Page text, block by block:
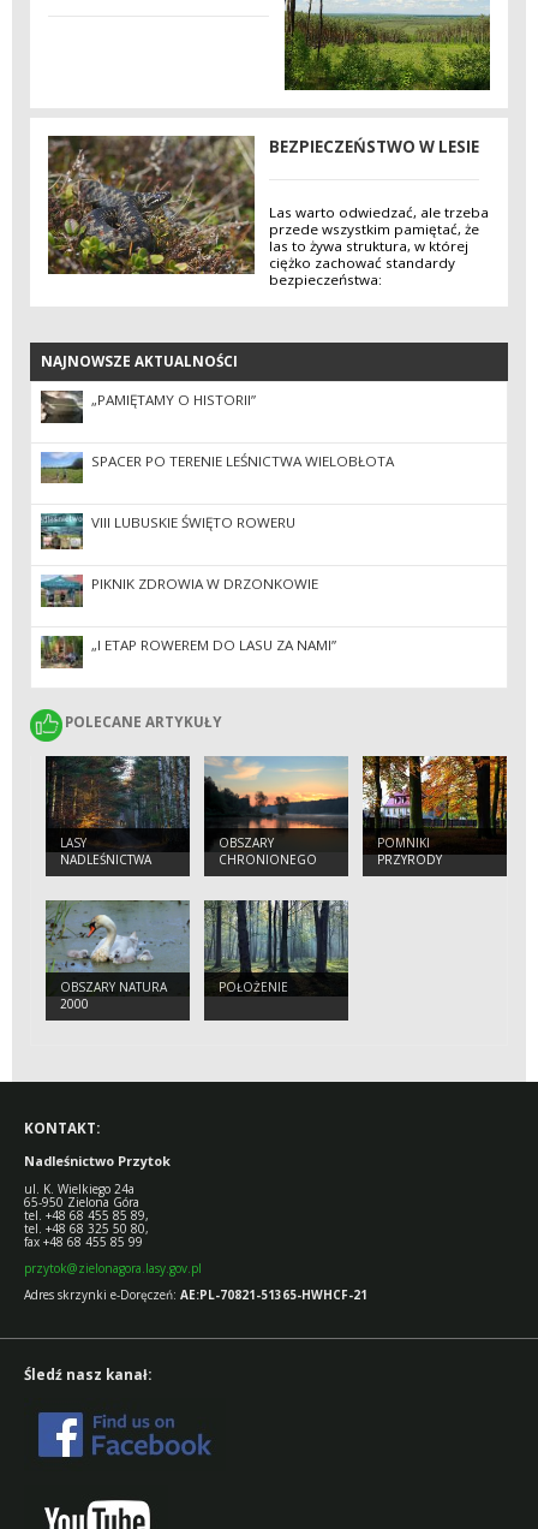
BEZPIECZEŃSTWO W LESIE
Las warto odwiedzać, ale trzeba
przede wszystkim pamiętać, że
las to żywa struktura, w której
ciężko zachować standardy
bezpieczeństwa:
NAJNOWSZE AKTUALNOŚCI
NAJNOWSZE AKTUALNOŚCI
„PAMIĘTAMY O HISTORII”
SPACER PO TERENIE LEŚNICTWA WIELOBŁOTA
VIII LUBUSKIE ŚWIĘTO ROWERU
PIKNIK ZDROWIA W DRZONKOWIE
„I ETAP ROWEREM DO LASU ZA NAMI”
POLECANE ARTYKUŁY
POLECANE ARTYKUŁY
LASY
NADLEŚNICTWA
OBSZARY
CHRONIONEGO
KRAJOBRAZU
POMNIKI
PRZYRODY
OBSZARY NATURA
2000
POŁOŻENIE
KONTAKT:
Nadleśnictwo Przytok
ul. K. Wielkiego 24a
65-950 Zielona Góra
tel. +48 68 455 85 89,
tel. +48 68 325 50 80,
fax +48 68 455 85 99
przytok@zielonagora.lasy.gov.pl
Adres skrzynki e-Doręczeń: AE:PL-70821-51365-HWHCF-21
Śledź nasz kanał: